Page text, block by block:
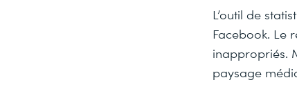
L’outil de
Facebook. Le
inappropriés.
paysage